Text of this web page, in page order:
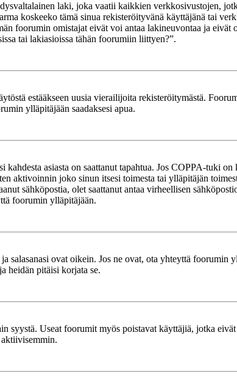
laki, joka vaatii kaikkien verkkosivustojen,
koskeeko tämä sinua rekisteröityvänä käyttäjänä tai
foorumin omistajat eivät voi antaa lakineuvontaa ja
tai lakiasioissa tähän foorumiin liittyen?”.
estääkseen uusia vierailijoita rekisteröitymästä.
ylläpitäjään saadaksesi apua.
asiasta on saattanut tapahtua. Jos COPPA-tuki
aktivoinnin joko sinun itsesi toimesta tai ylläpitäjän
sähköpostia, olet saattanut antaa virheellisen
foorumin ylläpitäjään.
salasanasi ovat oikein. Jos ne ovat, ota yhteyttä
heidän pitäisi korjata se.
syystä. Useat foorumit myös poistavat käyttäjiä, jotka